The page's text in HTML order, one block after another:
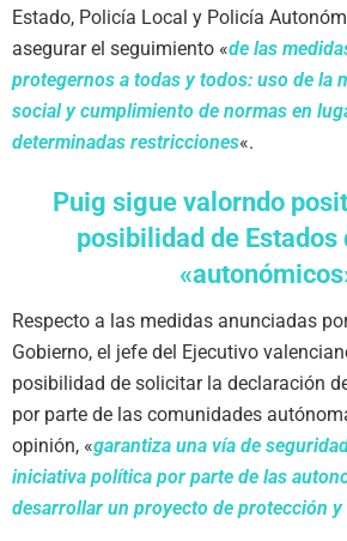
Estado, Policía Local y Policía
asegurar el seguimiento «de las
protegernos a todas y todos: uso de la
social y cumplimiento de normas en
determinadas restricciones«.
Puig sigue valorndo
posibilidad de Estados
Respecto a las medidas anunciadas
Gobierno, el jefe del Ejecutivo
posibilidad de solicitar la declaración
por parte de las comunidades
opinión, «garantiza una vía de
iniciativa política por parte de las
desarrollar un proyecto de protección